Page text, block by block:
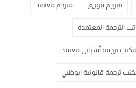
مترجم فوري مترجم معتمد
الترجمة المعتمدة
ترجمة أسباني معتمد
ترجمة قانونية ابوظبي